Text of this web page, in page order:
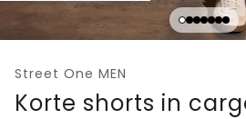
Street One MEN
Korte shorts in